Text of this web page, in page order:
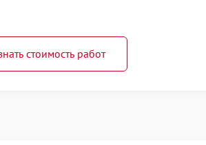
стоимость работ